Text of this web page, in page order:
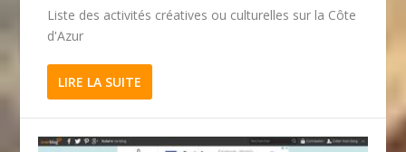
Liste des activités créatives ou culturelles sur la Côte
d'Azur
LIRE LA SUITE